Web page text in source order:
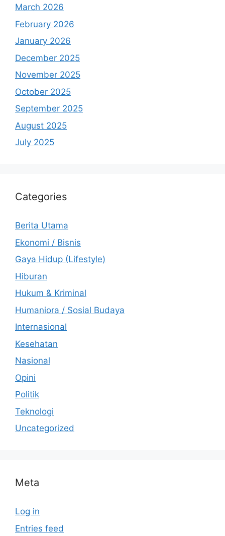
March 2026
February 2026
January 2026
December 2025
November 2025
October 2025
September 2025
August 2025
July 2025
Categories
Berita Utama
Ekonomi / Bisnis
Gaya Hidup (Lifestyle)
Hiburan
Hukum & Kriminal
Humaniora / Sosial Budaya
Internasional
Kesehatan
Nasional
Opini
Politik
Teknologi
Uncategorized
Meta
Log in
Entries feed